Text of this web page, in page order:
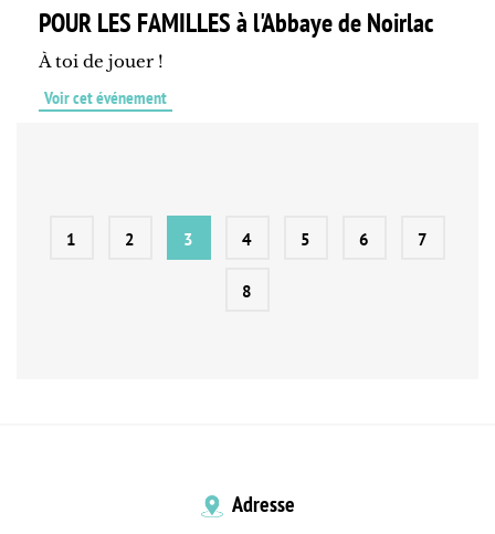
POUR LES FAMILLES à l'Abbaye de Noirlac
À toi de jouer !
Voir cet événement
1 2 3 4 5 6 7
8
Adresse